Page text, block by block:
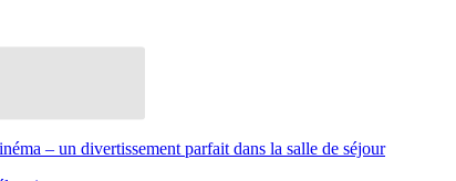
– un divertissement parfait dans la salle de séjour